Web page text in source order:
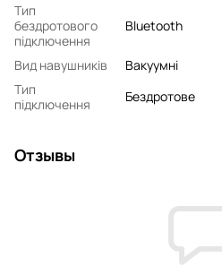
Тип
бездротового
підключення
Bluetooth
Вид навушників
Вакуумні
Тип
підключення
Бездротове
Отзывы